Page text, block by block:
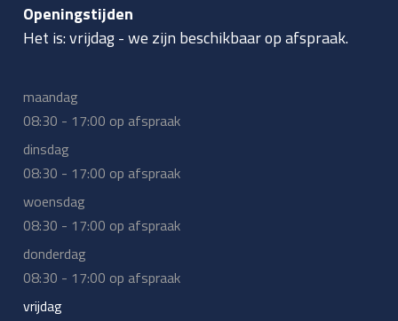
Openingstijden
Het is:vrijdag-we zijn beschikbaar op afspraak.
maandag
08:30 - 17:00 op afspraak
dinsdag
08:30 - 17:00 op afspraak
woensdag
08:30 - 17:00 op afspraak
donderdag
08:30 - 17:00 op afspraak
vrijdag